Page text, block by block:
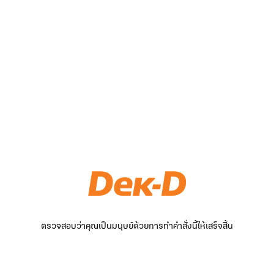
ตรวจสอบว่าคุณเป็นมนุษย์ด้วยการทำคำสั่งนี้ให้เสร็จสิ้น